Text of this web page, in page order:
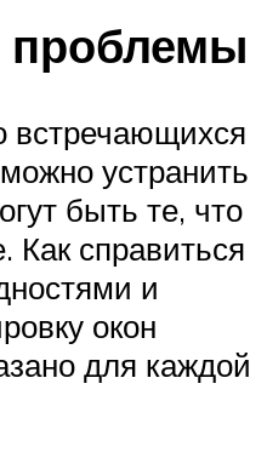
встречающихся
устранить
быть те, что
Как справиться
и
окон
для каждой